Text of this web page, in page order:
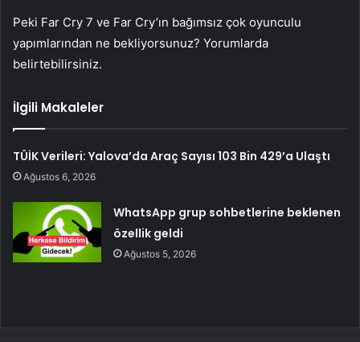
Peki Far Cry 7 ve Far Cry’ın bağımsız çok oyunculu
yapımlarından ne bekliyorsunuz? Yorumlarda
belirtebilirsiniz.
İlgili Makaleler
TÜİK Verileri: Yalova’da Araç Sayısı 103 Bin 429’a Ulaştı
Ağustos 6, 2026
WhatsApp grup sohbetlerine beklenen
özellik geldi
Ağustos 5, 2026